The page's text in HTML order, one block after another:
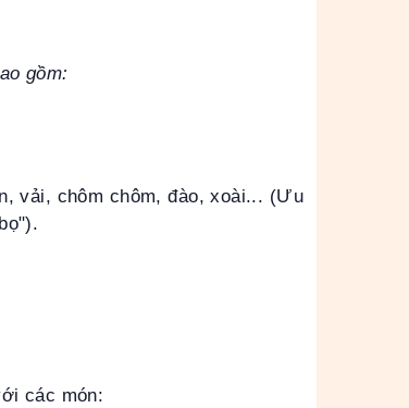
gồm:
vải, chôm chôm, đào, xoài... (Ưu
các món: